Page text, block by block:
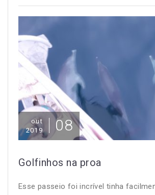
out
2019
08
Golfinhos na proa
Esse passeio foi incrível tinha